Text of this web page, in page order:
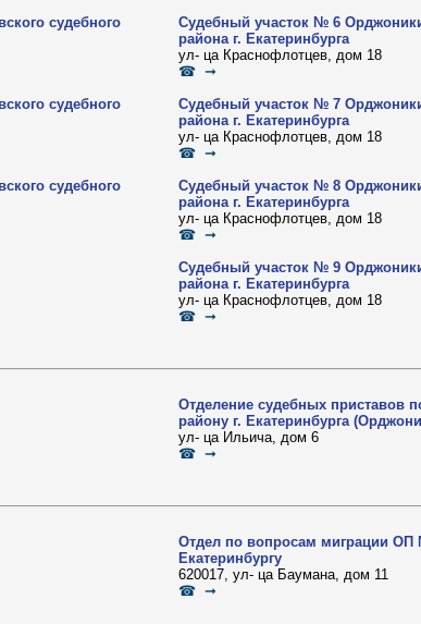
судебного
судебного
судебного
Судебный участок № 6
района г. Екатеринбурга
ул- ца Краснофлотцев, дом 18
☎ ➞
Судебный участок № 7
района г. Екатеринбурга
ул- ца Краснофлотцев, дом 18
☎ ➞
Судебный участок № 8
района г. Екатеринбурга
ул- ца Краснофлотцев, дом 18
☎ ➞
Судебный участок № 9
района г. Екатеринбурга
ул- ца Краснофлотцев, дом 18
☎ ➞
Отделение судебных приставов
району г. Екатеринбурга
ул- ца Ильича, дом 6
☎ ➞
Отдел по вопросам миграции
Екатеринбургу
620017, ул- ца Баумана, дом 11
☎ ➞